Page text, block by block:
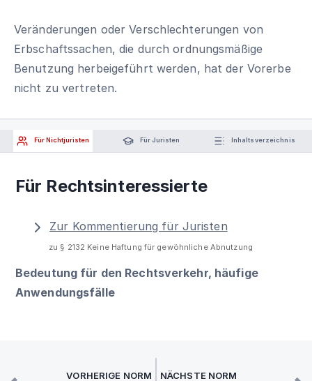
Veränderungen oder Verschlechterungen von
Erbschaftssachen, die durch ordnungsmäßige
Benutzung herbeigeführt werden, hat der Vorerbe
nicht zu vertreten.
Für Nichtjuristen Für Juristen Inhaltsverzeichnis
Für Rechtsinteressierte
Zur Kommentierung für Juristen
zu § 2132 Keine Haftung für gewöhnliche Abnutzung
Bedeutung für den Rechtsverkehr, häufige
Anwendungsfälle
VORHERIGE NORM NÄCHSTE NORM